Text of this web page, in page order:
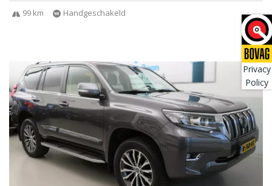
99 km Handgeschakeld
4
Privacy
Policy